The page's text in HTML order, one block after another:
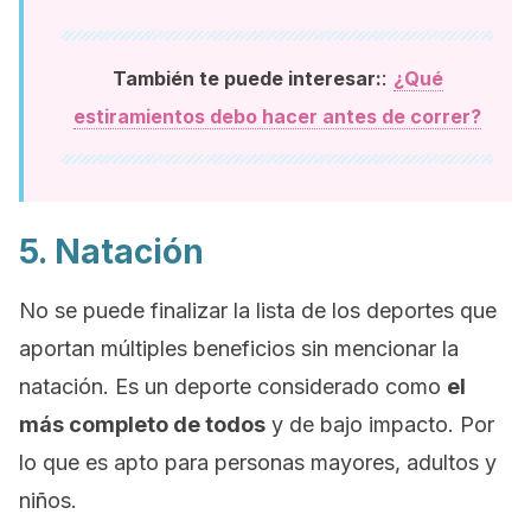
También te puede interesar:: ¿Qué
estiramientos debo hacer antes de correr?
5. Natación
No se puede finalizar la lista de los deportes que
aportan múltiples beneficios sin mencionar la
natación. Es un deporte considerado como el
más completo de todos y de bajo impacto. Por
lo que es apto para personas mayores, adultos y
niños.